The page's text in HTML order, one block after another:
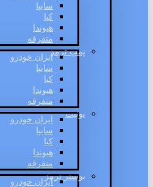
سایپا
کیا
هیوندا
متفرقه
پمپ ترمز
ایران خودرو
سایپا
کیا
هیوندا
متفرقه
یونیت
ایران خودرو
سایپا
کیا
هیوندا
متفرقه
بوستر ترمز
ایران خودرو